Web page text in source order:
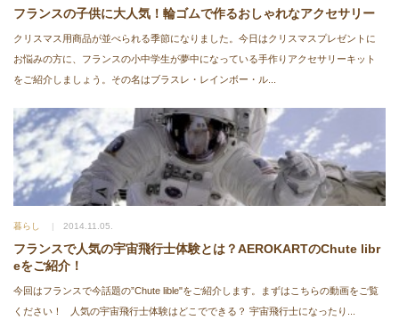
フランスの子供に大人気！輪ゴムで作るおしゃれなアクセサリー
クリスマス用商品が並べられる季節になりました。今日はクリスマスプレゼントに
お悩みの方に、フランスの小中学生が夢中になっている手作りアクセサリーキット
をご紹介しましょう。その名はブラスレ・レインボー・ル...
暮らし 2014.11.05.
フランスで人気の宇宙飛行士体験とは？AEROKARTのChute libr
eをご紹介！
今回はフランスで今話題の”Chute lible"をご紹介します。まずはこちらの動画をご覧
ください！ 人気の宇宙飛行士体験はどこでできる？ 宇宙飛行士になったり...